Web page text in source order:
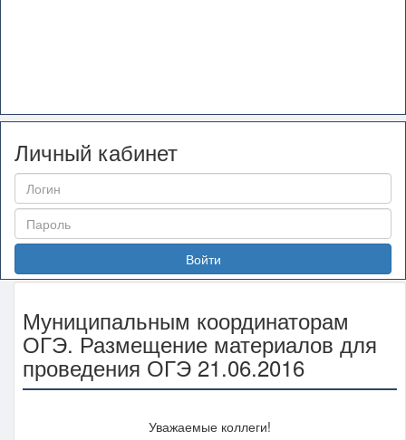
Личный кабинет
Войти
Муниципальным координаторам
ОГЭ. Размещение материалов для
проведения ОГЭ 21.06.2016
Уважаемые коллеги!